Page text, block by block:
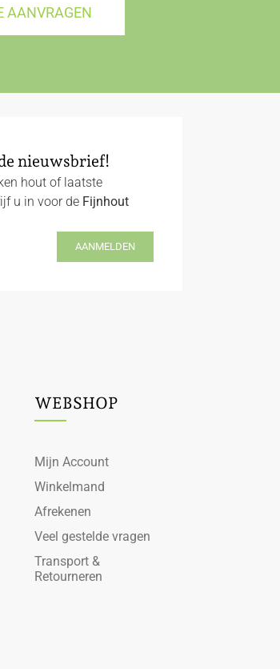
AANVRAGEN
nieuwsbrief!
hout of laatste
u in voor de Fijnhout
AANMELDEN
WEBSHOP
Mijn Account
Winkelmand
Afrekenen
Veel gestelde vragen
Transport &
Retourneren